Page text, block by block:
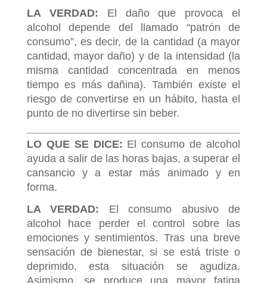
LA VERDAD: El daño que provocael
alcohol depende del llamado “patrón de
consumo”, es decir, de la cantidad (a mayor
cantidad, mayor daño) y de la intensidad (la
misma cantidad concentrada en menos
tiempo es más dañina). También existe el
riesgo de convertirse en un hábito, hasta el
punto de no divertirse sin beber.
LO QUE SE DICE: El consumo de alcohol
ayuda a salir de las horas bajas, a superar el
cansancio y a estar más animado y en
forma.
LA VERDAD: El consumo abusivo de
alcohol hace perder el control sobre las
emociones y sentimientos. Tras una breve
sensación de bienestar, si se está triste o
deprimido, esta situación se agudiza.
Asimismo, se produce una mayor fatiga